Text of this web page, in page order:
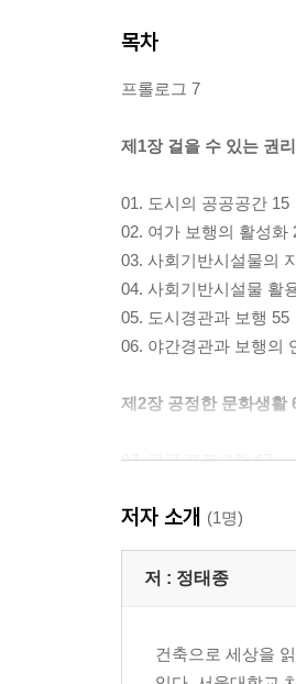
목차
프롤로그 7
제1장 걸을 수 있는 권
01. 도시의 공공공간 15
02. 여가 보행의 활성화
03. 사회기반시설물의
04. 사회기반시설물 활
05. 도시경관과 보행 55
06. 야간경관과 보행의
제2장 공정한 문화생활
07. 공공 프로그램 67
09. 문화공간의 사회적
10. 누구나 누리는 문화
11. 도심부 녹지공간 개
제3장 사는 것이 아닌
저자 소개 (1명)
저 : 정태종
건축으로 세상을